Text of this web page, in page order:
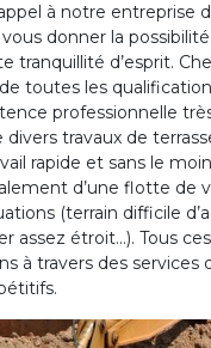
à notre entreprise
donner la
tranquillité d’esprit.
toutes les
professionnelle
divers travaux de
rapide et sans le
d’une flotte de
(terrain difficile
assez étroit…). Tous
à travers des services